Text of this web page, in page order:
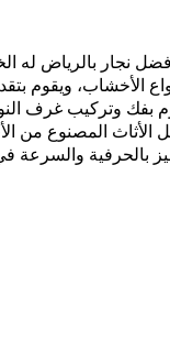
نجار بالرياض له
الأخشاب، ويقوم
بفك وتركيب غرف
الأثاث المصنوع من
بالحرفية والسرعة